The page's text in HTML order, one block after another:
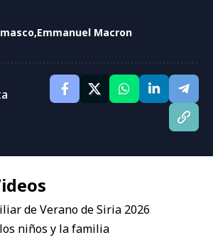
Emmanuel Macron